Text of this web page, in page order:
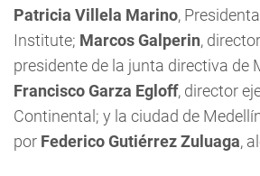
Patricia Villela Marino,
Institute; Marcos Galperin,
presidente de la junta directiva de
Francisco Garza Egloff, director
Continental; y la ciudad de
por Federico Gutiérrez Zuluaga,